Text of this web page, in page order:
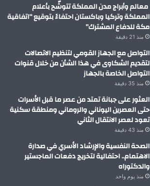
معالم وأبراج مدن المملكة تتوشّح بأعلام
المملكة وتركيا وباكستان احتفاءً بتوقيع “اتفاقية
مكة للدفاع المشترك”
منذ 21 دقيقة
التواصل مع الجهاز القومي لتنظيم الاتصالات
لتقديم الشكاوى في هذا الشأن من خلال قنوات
التواصل الخاصة بالجهاز
منذ 35 دقيقة
العثور على جبانة تمتد من عصر ما قبل الأسرات
حتى العصرين اليوناني والروماني ومنطقة سكنية
تعود لعصر الانتقال الثاني
منذ 43 دقيقة
الصحة النفسية والإرشاد الأسري في صدارة
الاهتمام.. احتفالية لتخريج دفعات الماجستير
والدكتوراه
منذ يوم واحد